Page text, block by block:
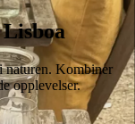
naturen. Kombiner
opplevelser.